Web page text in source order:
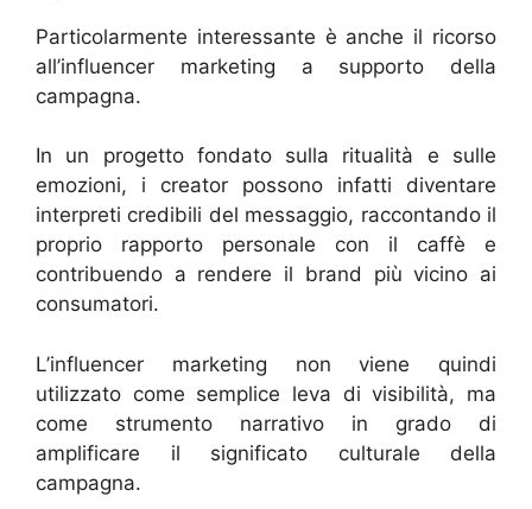
Particolarmente interessante è anche il ricorso
all’influencer marketing a supporto della
campagna.
In un progetto fondato sulla ritualità e sulle
emozioni, i creator possono infatti diventare
interpreti credibili del messaggio, raccontando il
proprio rapporto personale con il caffè e
contribuendo a rendere il brand più vicino ai
consumatori.
L’influencer marketing non viene quindi
utilizzato come semplice leva di visibilità, ma
come strumento narrativo in grado di
amplificare il significato culturale della
campagna.